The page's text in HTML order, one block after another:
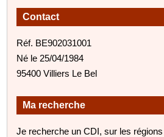
Contact
Réf. BE902031001
Né le 25/04/1984
95400 Villiers Le Bel
Ma recherche
Je recherche un CDI, sur les